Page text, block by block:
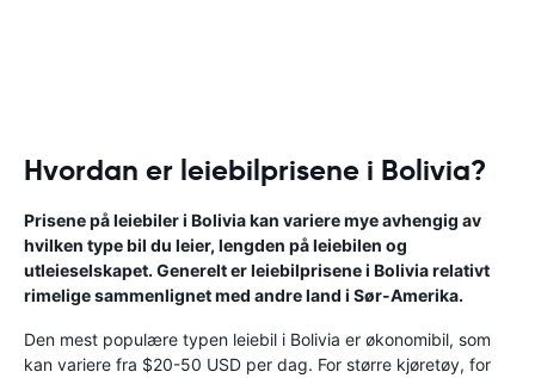
Hvordan er leiebilprisene i Bolivia?
Prisene på leiebiler i Bolivia kan variere mye avhengig av
hvilken type bil du leier, lengden på leiebilen og
utleieselskapet. Generelt er leiebilprisene i Bolivia relativt
rimelige sammenlignet med andre land i Sør-Amerika.
Den mest populære typen leiebil i Bolivia er økonomibil, som
kan variere fra $20-50 USD per dag. For større kjøretøy, for